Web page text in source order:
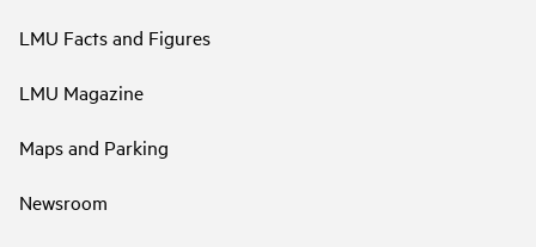
LMU Facts and Figures
LMU Magazine
Maps and Parking
Newsroom